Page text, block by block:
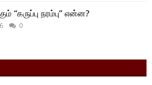
“கருப்பு நரம்பு” என்ன?
0